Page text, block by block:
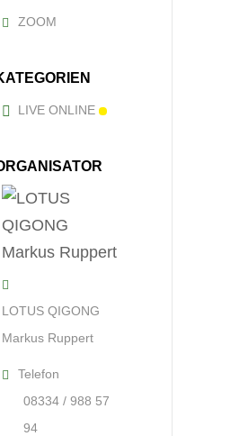
ZOOM
LIVE ONLINE
LOTUS QIGONG
Markus Ruppert
Telefon
08334 / 988 57
94